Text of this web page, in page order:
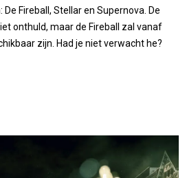
Fireball, Stellar en Supernova. De
onthuld, maar de Fireball zal vanaf
zijn. Had je niet verwacht he?